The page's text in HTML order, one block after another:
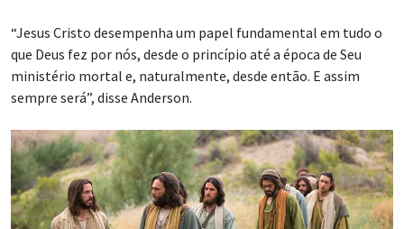
“Jesus Cristo desempenha um papel fundamental em tudo o
que Deus fez por nós, desde o princípio até a época de Seu
ministério mortal e, naturalmente, desde então. E assim
sempre será”, disse Anderson.